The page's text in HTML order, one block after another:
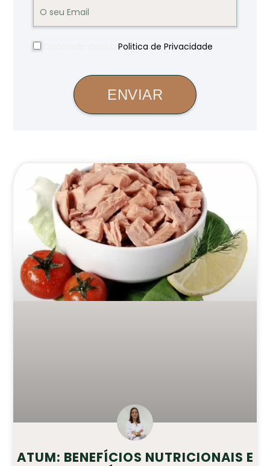
Politica de Privacidade
ENVIAR
ATUM: BENEFÍCIOS NUTRICIONAIS E